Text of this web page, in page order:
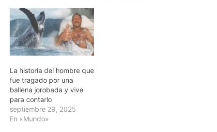
La historia del hombre que
fue tragado por una
ballena jorobada y vive
para contarlo
septiembre 29, 2025
En «Mundo»